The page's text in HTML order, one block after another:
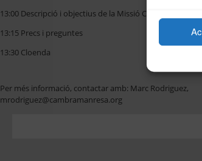
13:00 Descripció i objectius de la Missió Comercial a
13:15 Precs i preguntes
13:30 Cloenda
Per més informació, contactar amb: Marc Rodriguez,
mrodriguez@cambramanresa.org